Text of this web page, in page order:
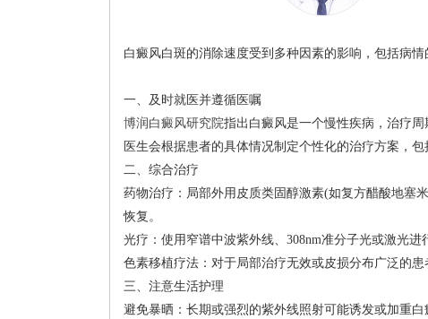
白癜风白斑的消除速度受到多种因素的影响，包括病
一、及时就医并遵循医嘱
博润白癜风研究院指出白癜风是一个慢性疾病，治疗
医生会根据患者的具体情况制定个性化的治疗方案，
二、综合治疗
药物治疗：局部外用皮质类固醇激素(如复方醋酸地塞
恢复。
光疗：使用窄谱中波紫外线、308nm准分子光或激光
色素移植疗法：对于局部治疗无效或皮损分布广泛的
三、注意生活护理
避免暴晒：长期或强烈的紫外线照射可能诱发或加重